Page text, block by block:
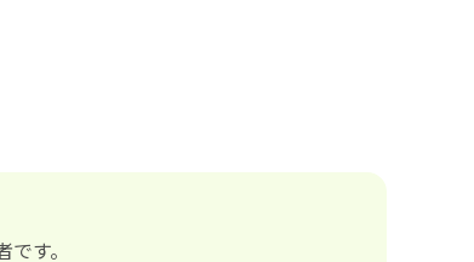
す。